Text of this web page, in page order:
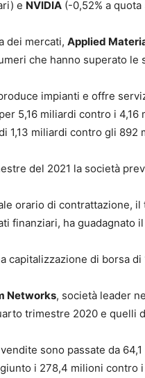
e NVIDIA (-0,52% a
dei mercati, Applied
che hanno superato le
impianti e offre
5,16 miliardi contro i 4,16
1,13 miliardi contro gli 892
del 2021 la società
orario di contrattazione, il
finanziari, ha guadagnato il
capitalizzazione di borsa
Networks, società leader
trimestre 2020 e quelli
sono passate da
i 278,4 milioni contro